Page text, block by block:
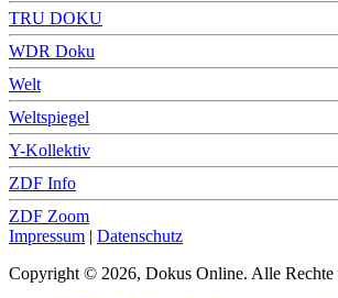
TRU DOKU
WDR Doku
Welt
Weltspiegel
Y-Kollektiv
ZDF Info
ZDF Zoom
Impressum | Datenschutz
Copyright © 2026, Dokus Online. Alle Rechte